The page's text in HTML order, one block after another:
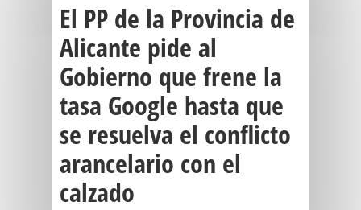
El PP de la Provincia de
Alicante pide al
Gobierno que frene la
tasa Google hasta que
se resuelva el conflicto
arancelario con el
calzado